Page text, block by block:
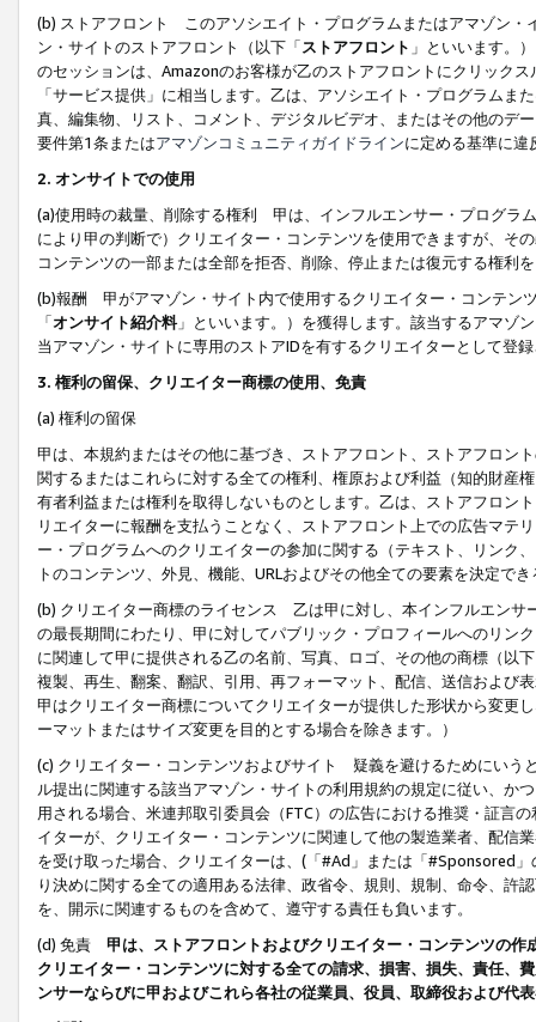
(b) ストアフロント このアソシエイト・プログラムまたはアマゾン・
ン・サイトのストアフロント（以下「ストアフロント 」といいます。
のセッションは、Amazonのお客様が乙のストアフロントにクリック
「サービス提供」に相当します。乙は、アソシエイト・プログラム
真、編集物、リスト、コメント、デジタルビデオ、またはその他のデ
要件第1条またはアマゾンコミュニティガイドラインに定める基準に違
2. オンサイトでの使用
(a)使用時の裁量、削除する権利 甲は、インフルエンサー・プログラ
により甲の判断で）クリエイター・コンテンツを使用できますが、そ
コンテンツの一部または全部を拒否、削除、停止または復元する権利
(b)報酬 甲がアマゾン・サイト内で使用するクリエイター・コンテン
「オンサイト紹介料」といいます。）を獲得します。該当するアマゾ
当アマゾン・サイトに専用のストアIDを有するクリエイターとして登
3. 権利の留保、クリエイター商標の使用、免責
(a) 権利の留保
甲は、本規約またはその他に基づき、ストアフロント、ストアフロン
関するまたはこれらに対する全ての権利、権原および利益（知的財産
有者利益または権利を取得しないものとします。乙は、ストアフロン
リエイターに報酬を支払うことなく、ストアフロント上での広告マテ
ー・プログラムへのクリエイターの参加に関する（テキスト、リンク
トのコンテンツ、外見、機能、URLおよびその他全ての要素を決定で
(b) クリエイター商標のライセンス 乙は甲に対し、本インフルエンサ
の最長期間にわたり、甲に対してパブリック・プロフィールへのリン
に関連して甲に提供される乙の名前、写真、ロゴ、その他の商標（以
複製、再生、翻案、翻訳、引用、再フォーマット、配信、送信および
甲はクリエイター商標についてクリエイターが提供した形状から変更
ーマットまたはサイズ変更を目的とする場合を除きます。）
(c) クリエイター・コンテンツおよびサイト 疑義を避けるためにいう
ル提出に関連する該当アマゾン・サイトの利用規約の規定に従い、か
用される場合、米連邦取引委員会（FTC）の広告における推奨・証言
イターが、クリエイター・コンテンツに関連して他の製造業者、配信
を受け取った場合、クリエイターは、(「#Ad」または「#Sponsored
り決めに関する全ての適用ある法律、政省令、規則、規制、命令、許
を、開示に関連するものを含めて、遵守する責任も負います。
(d) 免責 甲は、ストアフロントおよびクリエイター・コンテンツの
クリエイター・コンテンツに対する全ての請求、損害、損失、責任、
ンサーならびに甲およびこれら各社の従業員、役員、取締役および代